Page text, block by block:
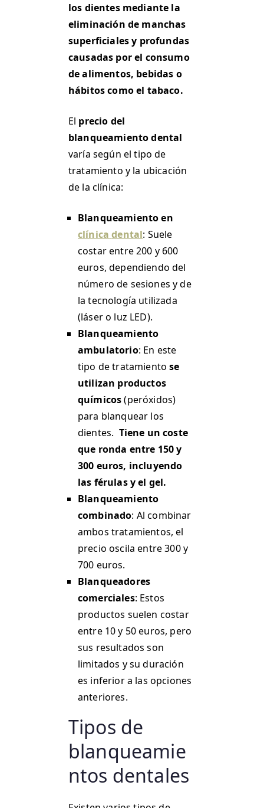
los dientes mediante la
eliminación de manchas
superficiales y profundas
causadas por el consumo
de alimentos, bebidas o
hábitos como el tabaco.
El precio del
blanqueamiento dental
varía según el tipo de
tratamiento y la ubicación
de la clínica:
Blanqueamiento en
clínica dental: Suele
costar entre 200 y 600
euros, dependiendo del
número de sesiones y de
la tecnología utilizada
(láser o luz LED).
Blanqueamiento
ambulatorio: En este
tipo de tratamiento se
utilizan productos
químicos(peróxidos)
para blanquear los
dientes. Tiene un coste
que ronda entre 150 y
300 euros, incluyendo
las férulas y el gel.
Blanqueamiento
combinado: Al combinar
ambos tratamientos, el
precio oscila entre 300 y
700 euros.
Blanqueadores
comerciales: Estos
productos suelen costar
entre 10 y 50 euros, pero
sus resultados son
limitados y su duración
es inferior a las opciones
anteriores.
Tipos de
blanqueamie
ntos dentales